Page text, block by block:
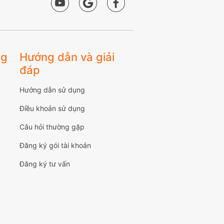
Hướng dẫn và giải
đáp
Hướng dẫn sử dụng
Điều khoản sử dụng
Câu hỏi thường gặp
Đăng ký gói tài khoản
Đăng ký tư vấn